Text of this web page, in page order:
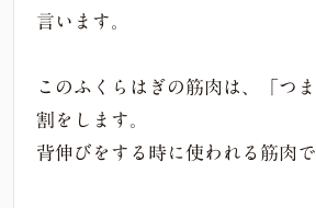
言います。
このふくらはぎの筋肉は、「つ
割をします。
背伸びをする時に使われる筋肉で